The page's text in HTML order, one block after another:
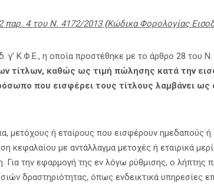
παρ. 4 του Ν. 4172/2013(Κώδικα Φορολογίας
γ’ Κ.Φ.Ε., η οποία προστέθηκε με το άρθρο 28 του
τίτλων, καθώς ως τιμή πώλησης κατά την
που εισφέρει τους τίτλους λαμβάνει
ή εταίρους που εισφέρουν ημεδαπούς
κεφαλαίου με αντάλλαγμα μετοχές ή εταιρικά
Για την εφαρμογή της εν λόγω ρύθμισης, ο λήπτης
δραστηριότητας, όπως ενδεικτικά υπηρεσίες